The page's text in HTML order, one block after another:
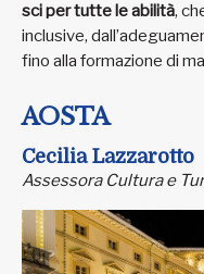
sci per tutte le abilità,
inclusive,
fino alla formazione di
AOSTA
Cecilia Lazzarotto
Assessora Cultura e